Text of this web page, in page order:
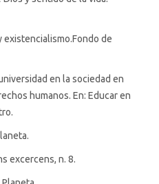
existencialismo.Fondo de
en la sociedad en
humanos. En: Educar en
excercens, n. 8.